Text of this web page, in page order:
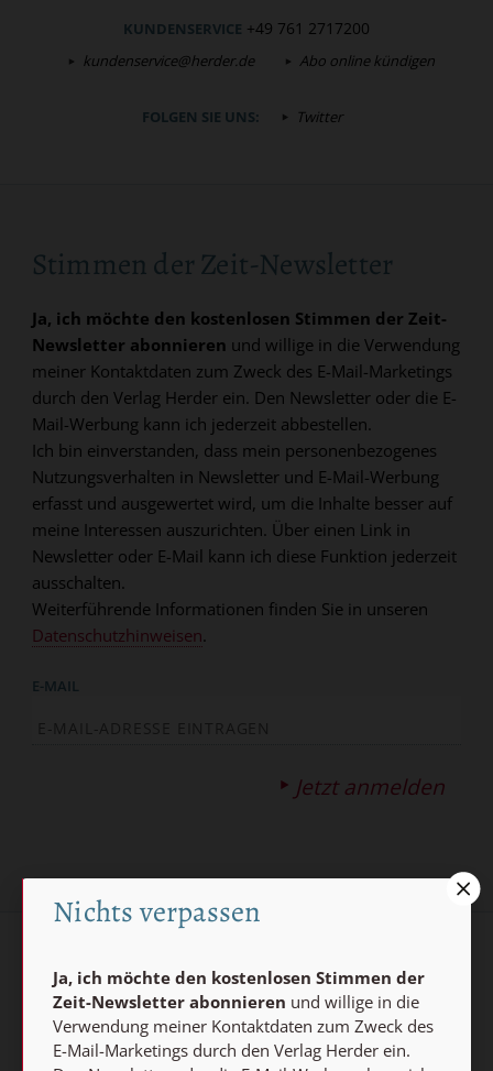
KUNDENSERVICE +49 761 2717200
kundenservice@herder.de Abo online kündigen
FOLGEN SIE UNS: Twitter
Stimmen der Zeit-Newsletter
Ja, ich möchte den kostenlosen Stimmen der Zeit-
Newsletter abonnieren und willige in die Verwendung
meiner Kontaktdaten zum Zweck des E-Mail-Marketings
durch den Verlag Herder ein. Den Newsletter oder die E-
Mail-Werbung kann ich jederzeit abbestellen.
Ich bin einverstanden, dass mein personenbezogenes
Nutzungsverhalten in Newsletter und E-Mail-Werbung
erfasst und ausgewertet wird, um die Inhalte besser auf
meine Interessen auszurichten. Über einen Link in
Newsletter oder E-Mail kann ich diese Funktion jederzeit
ausschalten.
Weiterführende Informationen finden Sie in unseren
Datenschutzhinweisen.
E-MAIL
Jetzt anmelden
Barrierefreiheit Impressum
Nichts verpassen
Ja, ich möchte den kostenlosen Stimmen der
Zeit-Newsletter abonnieren und willige in die
Verwendung meiner Kontaktdaten zum Zweck des
E-Mail-Marketings durch den Verlag Herder ein.